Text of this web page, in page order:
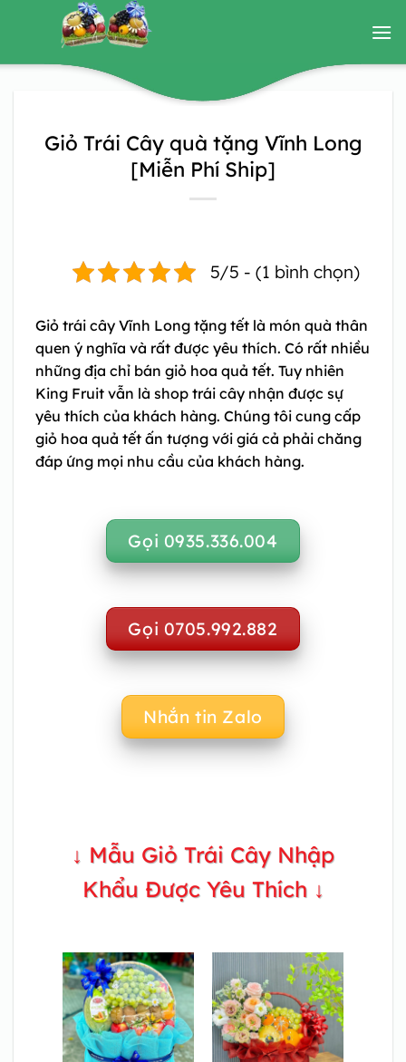
Giỏ Trái Cây quà tặng Vĩnh Long
[Miễn Phí Ship]
5/5 - (1 bình chọn)
Giỏ trái cây Vĩnh Long tặng tết là món quà thân
quen ý nghĩa và rất được yêu thích. Có rất nhiều
những địa chỉ bán giỏ hoa quả tết. Tuy nhiên
King Fruit vẫn là shop trái cây nhận được sự
yêu thích của khách hàng. Chúng tôi cung cấp
giỏ hoa quả tết ấn tượng với giá cả phải chăng
đáp ứng mọi nhu cầu của khách hàng.
Gọi 0935.336.004
Gọi 0705.992.882
Nhắn tin Zalo
↓ Mẫu Giỏ Trái Cây Nhập
Khẩu Được Yêu Thích ↓